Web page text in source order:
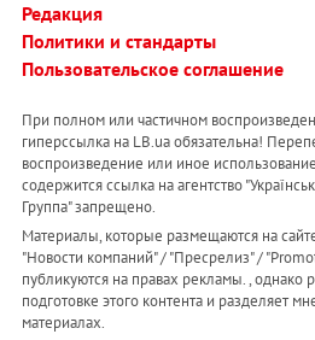
Редакция
Политики и стандарты
Пользовательское соглашение
При полном или частичном
гиперссылка на LB.ua обязательна!
воспроизведение или иное
содержится ссылка на агентство
Группа" запрещено.
Материалы, которые размещаются на
"Новости компаний" / "Пресрелиз" /
публикуются на правах рекламы. , однако
подготовке этого контента и разделяет
материалах.